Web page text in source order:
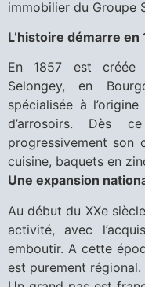
immobilier du Groupe
L’histoire démarre en
En 1857 est créée
Selongey, en
spécialisée à
d’arrosoirs. Dès
progressivement son
cuisine, baquets en
Une expansion
Au début du XXe
activité, avec
emboutir. A cette
est purement régional.